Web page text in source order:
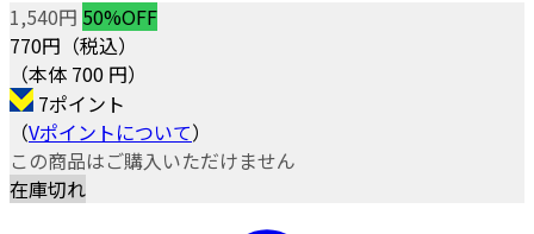
1,540円 50%OFF
770円（税込）
（本体 700 円）
7ポイント
（Vポイントについて）
この商品はご購入いただけません
在庫切れ